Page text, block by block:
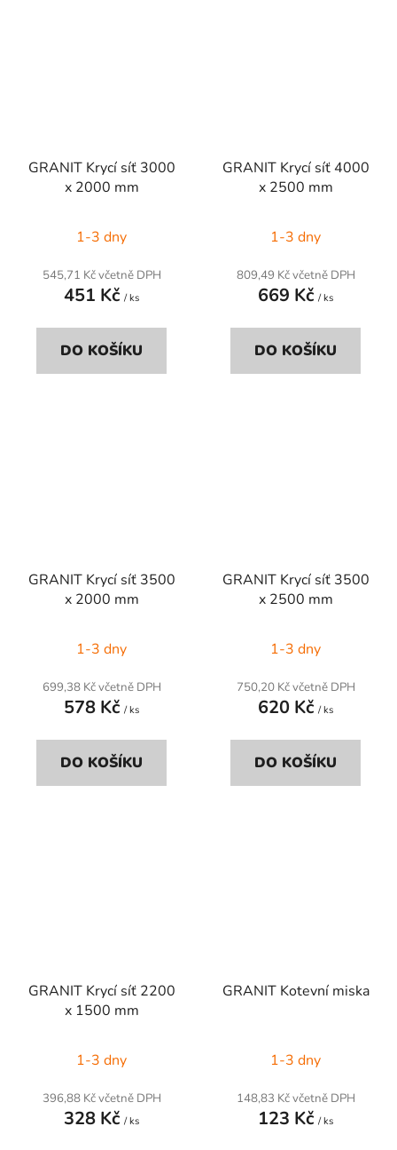
GRANIT Krycí síť 3000
x 2000 mm
1-3 dny
545,71 Kč včetně DPH
451 Kč / ks
DO KOŠÍKU
GRANIT Krycí síť 4000
x 2500 mm
1-3 dny
809,49 Kč včetně DPH
669 Kč / ks
DO KOŠÍKU
GRANIT Krycí síť 3500
x 2000 mm
1-3 dny
699,38 Kč včetně DPH
578 Kč / ks
DO KOŠÍKU
GRANIT Krycí síť 3500
x 2500 mm
1-3 dny
750,20 Kč včetně DPH
620 Kč / ks
DO KOŠÍKU
GRANIT Krycí síť 2200
x 1500 mm
1-3 dny
396,88 Kč včetně DPH
328 Kč / ks
GRANIT Kotevní miska
1-3 dny
148,83 Kč včetně DPH
123 Kč / ks